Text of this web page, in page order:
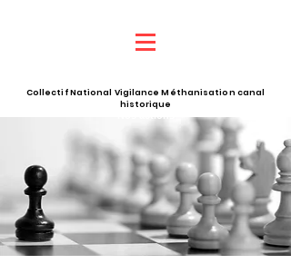
Collectif National Vigilance Méthanisation canal
historique